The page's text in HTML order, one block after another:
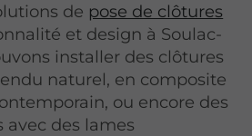
de pose de clôtures
et design à Soulac-
installer des clôtures
naturel, en composite
ou encore des
avec des lames